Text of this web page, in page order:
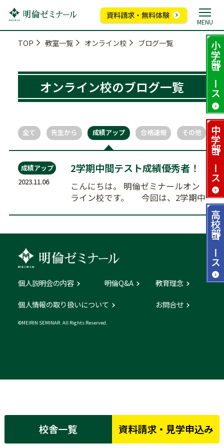
資料請求・無料体験
MENU
小学部
コース
中学部
コース
高校部
コース
TOP 教室一覧 オンライン校 ブログ一覧
オンライン校のブログ一覧
全て 先生から 成績アップ 合格速報 その他
成績アップ
2023.11.06
2学期中間テスト成績優秀者！
こんにちは。 明倫ゼミナールオン
ライン校です。 今回は、2学期中
個人説明会の内容 明倫Q&A 教育理念
個人情報の取り扱いについて お問合せ
©MEIRIN SEMINAR. All Rights Reserved.
校舎一覧 資料請求・見学申込み